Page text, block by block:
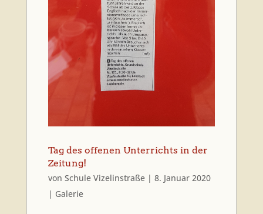
Tag des offenen Unterrichts in der
Zeitung!
von Schule Vizelinstraße| 8. Januar 2020
| Galerie